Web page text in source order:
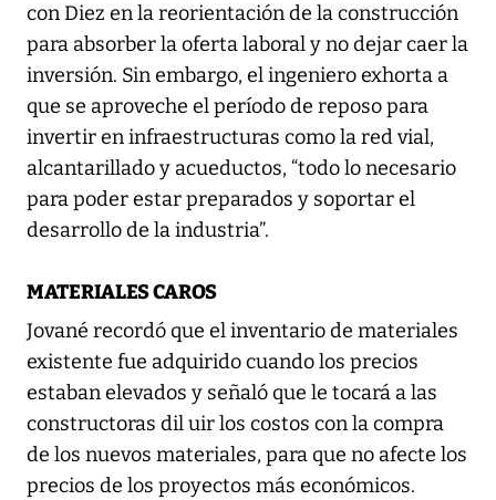
con Diez en la reorientación de la construcción
para absorber la oferta laboral y no dejar caer la
inversión. Sin embargo, el ingeniero exhorta a
que se aproveche el período de reposo para
invertir en infraestructuras como la red vial,
alcantarillado y acueductos, “todo lo necesario
para poder estar preparados y soportar el
desarrollo de la industria”.
MATERIALES CAROS
Jované recordó que el inventario de materiales
existente fue adquirido cuando los precios
estaban elevados y señaló que le tocará a las
constructoras dil uir los costos con la compra
de los nuevos materiales, para que no afecte los
precios de los proyectos más económicos.